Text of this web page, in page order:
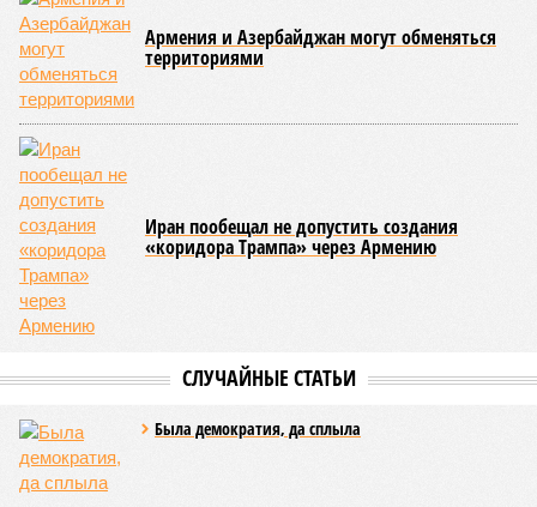
какие бы антивозрастные процедуры вы ни проводили, как
бы ни пытались замедлить старение, устраняя его
причины, всё равно ничего не выйдет – мутации возьмут
своё.
Цифры
По данным за 2025 год, лидером по средней
продолжительности жизни из всех стран стало
Княжество Монако. В общем-то, неудивительно с
учётом богатства и благополучия этого крохотного
клочка суши. Но второе место удивляет – оно,
оказывается, за Гонконгом. Если в Монако
85 с копейками. «Бронза» за Японией – почти 85 лет.
Средняя продолжительность жизни в России – 74,2
года, от лидеров рейтинга мы очень далеки. Впрочем,
Владимир Путин поставил задачу, чтобы к 2030 году
эта цифра выросла до 78 лет, а к 2036 году – до 81